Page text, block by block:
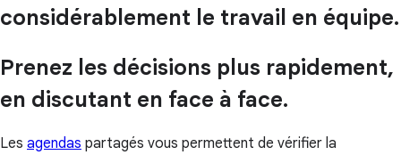
considérablement le travail en équipe.
Prenez les décisions plus rapidement,
en discutant en face à face.
Les agendas partagés vous permettent de vérifier la